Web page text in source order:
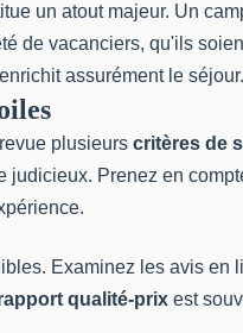
un atout majeur. Un
de vacanciers, qu'ils
assurément le séjour.
plusieurs critères de
judicieux. Prenez en
Examinez les avis en
qualité-prix est